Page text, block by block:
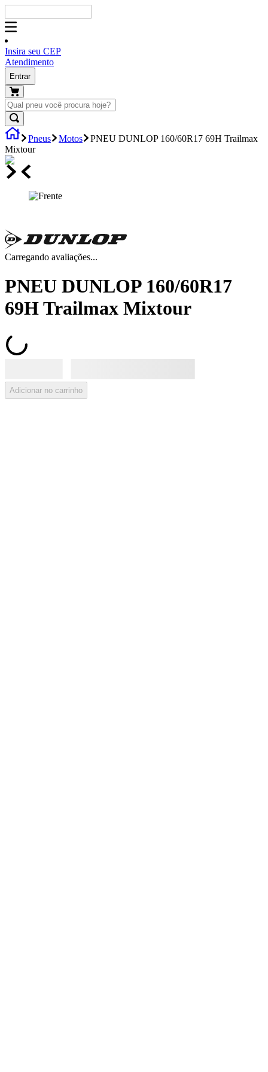
Insira seu CEP
Atendimento
Entrar
Pneus Motos
PNEU DUNLOP 160/60R17 69H Trailmax
Mixtour
Carregando avaliações...
PNEU DUNLOP 160/60R17
69H Trailmax Mixtour
Adicionar no carrinho